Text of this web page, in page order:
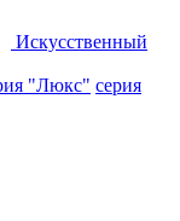
Искусственный
"Люкс" серия